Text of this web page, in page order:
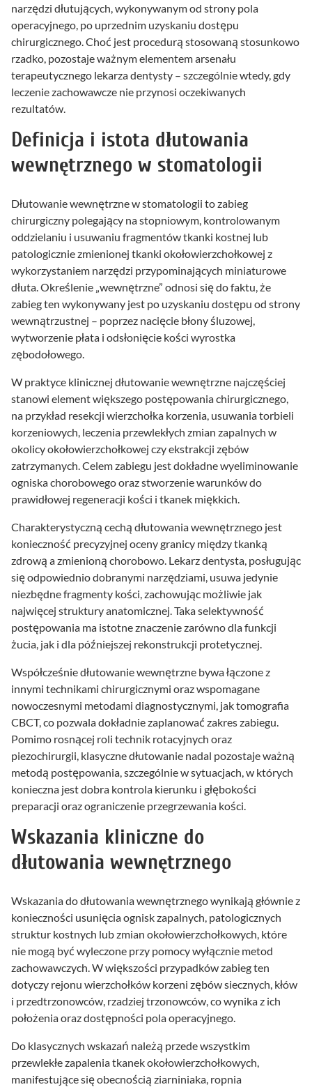
narzędzi dłutujących, wykonywanym od strony pola
operacyjnego, po uprzednim uzyskaniu dostępu
chirurgicznego. Choć jest procedurą stosowaną stosunkowo
rzadko, pozostaje ważnym elementem arsenału
terapeutycznego lekarza dentysty – szczególnie wtedy, gdy
leczenie zachowawcze nie przynosi oczekiwanych
rezultatów.
Definicja i istota dłutowania
wewnętrznego w stomatologii
Dłutowanie wewnętrzne w stomatologii to zabieg
chirurgiczny polegający na stopniowym, kontrolowanym
oddzielaniu i usuwaniu fragmentów tkanki kostnej lub
patologicznie zmienionej tkanki okołowierzchołkowej z
wykorzystaniem narzędzi przypominających miniaturowe
dłuta. Określenie „wewnętrzne” odnosi się do faktu, że
zabieg ten wykonywany jest po uzyskaniu dostępu od strony
wewnątrzustnej – poprzez nacięcie błony śluzowej,
wytworzenie płata i odsłonięcie kości wyrostka
zębodołowego.
W praktyce klinicznej dłutowanie wewnętrzne najczęściej
stanowi element większego postępowania chirurgicznego,
na przykład resekcji wierzchołka korzenia, usuwania torbieli
korzeniowych, leczenia przewlekłych zmian zapalnych w
okolicy okołowierzchołkowej czy ekstrakcji zębów
zatrzymanych. Celem zabiegu jest dokładne wyeliminowanie
ogniska chorobowego oraz stworzenie warunków do
prawidłowej regeneracji kości i tkanek miękkich.
Charakterystyczną cechą dłutowania wewnętrznego jest
konieczność precyzyjnej oceny granicy między tkanką
zdrową a zmienioną chorobowo. Lekarz dentysta, posługując
się odpowiednio dobranymi narzędziami, usuwa jedynie
niezbędne fragmenty kości, zachowując możliwie jak
najwięcej struktury anatomicznej. Taka selektywność
postępowania ma istotne znaczenie zarówno dla funkcji
żucia, jak i dla późniejszej rekonstrukcji protetycznej.
Współcześnie dłutowanie wewnętrzne bywa łączone z
innymi technikami chirurgicznymi oraz wspomagane
nowoczesnymi metodami diagnostycznymi, jak tomografia
CBCT, co pozwala dokładnie zaplanować zakres zabiegu.
Pomimo rosnącej roli technik rotacyjnych oraz
piezochirurgii, klasyczne dłutowanie nadal pozostaje ważną
metodą postępowania, szczególnie w sytuacjach, w których
konieczna jest dobra kontrola kierunku i głębokości
preparacji oraz ograniczenie przegrzewania kości.
Wskazania kliniczne do
dłutowania wewnętrznego
Wskazania do dłutowania wewnętrznego wynikają głównie z
konieczności usunięcia ognisk zapalnych, patologicznych
struktur kostnych lub zmian okołowierzchołkowych, które
nie mogą być wyleczone przy pomocy wyłącznie metod
zachowawczych. W większości przypadków zabieg ten
dotyczy rejonu wierzchołków korzeni zębów siecznych, kłów
i przedtrzonowców, rzadziej trzonowców, co wynika z ich
położenia oraz dostępności pola operacyjnego.
Do klasycznych wskazań należą przede wszystkim
przewlekłe zapalenia tkanek okołowierzchołkowych,
manifestujące się obecnością ziarniniaka, ropnia